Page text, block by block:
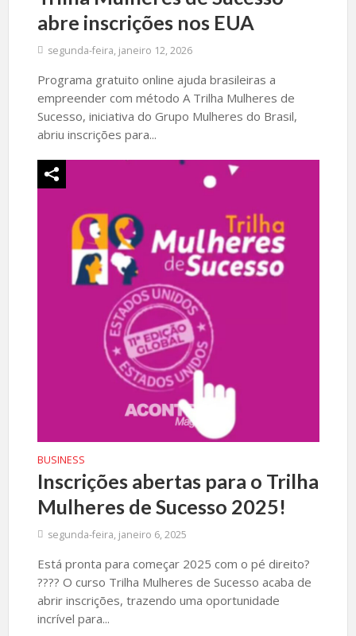
abre inscrições nos EUA
segunda-feira, janeiro 12, 2026
Programa gratuito online ajuda brasileiras a
empreender com método A Trilha Mulheres de
Sucesso, iniciativa do Grupo Mulheres do Brasil,
abriu inscrições para...
BUSINESS
Inscrições abertas para o Trilha
Mulheres de Sucesso 2025!
segunda-feira, janeiro 6, 2025
Está pronta para começar 2025 com o pé direito?
???? O curso Trilha Mulheres de Sucesso acaba de
abrir inscrições, trazendo uma oportunidade
incrível para...